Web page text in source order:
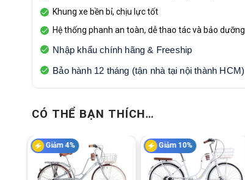
Khung xe bền bỉ, chịu lực tốt
Hệ thống phanh an toàn, dễ thao tác và bảo dưỡng
Nhập khẩu chính hãng & Freeship
Bảo hành 12 tháng (tận nhà tại nội thành HCM)
CÓ THỂ BẠN THÍCH…
Giảm 4% Giảm 10%